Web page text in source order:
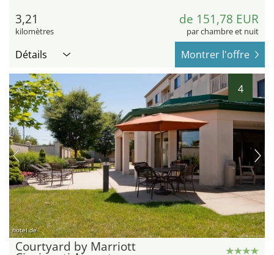
3,21
kilomètres
de 151,78 EUR
par chambre et nuit
Détails Montrer l'offre
4
hotel.de
Courtyard by Marriott